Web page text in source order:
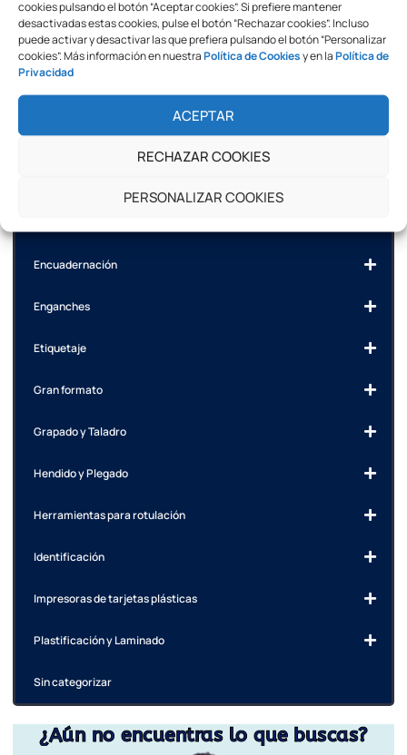
cookies pulsando el botón “Aceptar cookies”. Si prefiere mantener
desactivadas estas cookies, pulse el botón “Rechazar cookies”. Incluso
puede activar y desactivar las que prefiera pulsando el botón “Personalizar
cookies”. Más información en nuestraPolítica de Cookiesy en laPolítica de
Privacidad
ACEPTAR
RECHAZAR COOKIES
PERSONALIZAR COOKIES
Poliéster Digiplast y Poliéster Adhesivo
Pretroquelados Creative
Consumibles Serigrafía
Corte
Encuadernación
Enganches
Etiquetaje
Gran formato
Grapado y Taladro
Hendido y Plegado
Herramientas para rotulación
Identificación
Impresoras de tarjetas plásticas
Plastificación y Laminado
Sin categorizar
¿Aún no encuentras lo que buscas?